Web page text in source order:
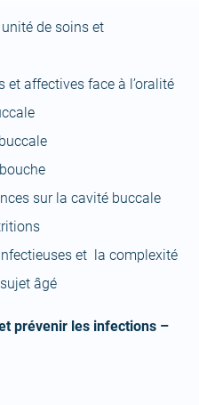
de soins et
et affectives face à l’oralité
sur la cavité buccale
et la complexité
âgé
prévenir les infections –